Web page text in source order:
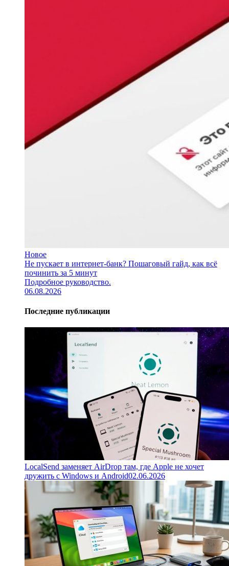
Новое
Не пускает в интернет-банк? Пошаговый гайд, как всё
починить за 5 минут
Подробное руководство.
06.08.2026
Последние публикации
LocalSend заменяет AirDrop там, где Apple не хочет
дружить с Windows и Android02.06.2026